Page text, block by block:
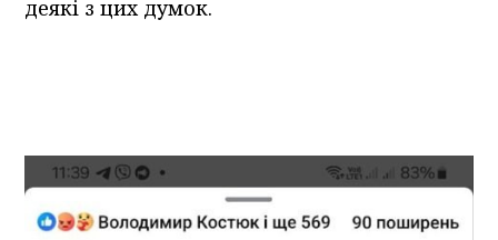
деякі з цих думок.